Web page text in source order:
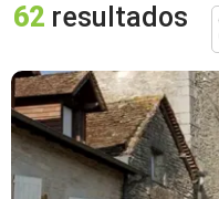
62 resultados